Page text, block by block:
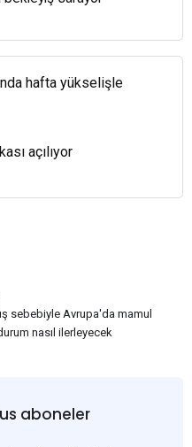
hafta yükselişle
açılıyor
sebebiyle Avrupa'da mamul
nasıl ilerleyecek
aboneler